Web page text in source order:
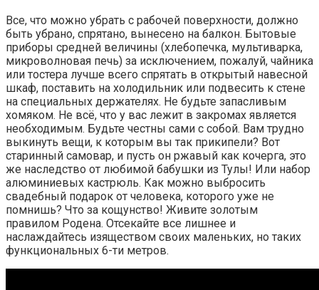
Все, что можно убрать с рабочей поверхности, должно
быть убрано, спрятано, вынесено на балкон. Бытовые
приборы средней величины (хлебопечка, мультиварка,
микроволновая печь) за исключением, пожалуй, чайника
или тостера лучше всего спрятать в открытый навесной
шкаф, поставить на холодильник или подвесить к стене
на специальных держателях. Не будьте запасливым
хомяком. Не всё, что у вас лежит в закромах является
необходимым. Будьте честны сами с собой. Вам трудно
выкинуть вещи, к которым вы так прикипели? Вот
старинный самовар, и пусть он ржавый как кочерга, это
же наследство от любимой бабушки из Тулы! Или набор
алюминиевых кастрюль. Как можно выбросить
свадебный подарок от человека, которого уже не
помнишь? Что за кощунство! Живите золотым
правилом Родена. Отсекайте все лишнее и
наслаждайтесь изяществом своих маленьких, но таких
функциональных 6-ти метров.